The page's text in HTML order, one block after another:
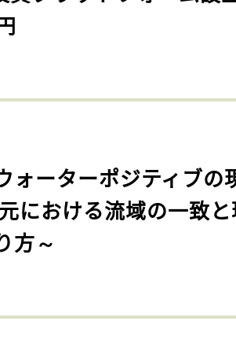
ォーターポジティブの
における流域の一致
方～